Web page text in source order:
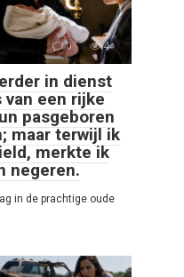
0 4
in dienst
een rijke
pasgeboren
maar terwijl ik
merkte ik
negeren.
in de prachtige oude